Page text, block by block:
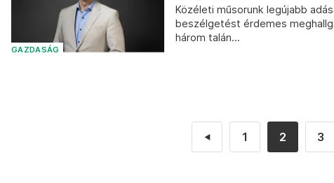
GAZDASÁG
Közéleti műsorunk legújabb
beszélgetést érdemes
három talán...
◄ 1 2 3